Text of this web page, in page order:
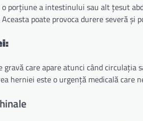
porțiune a intestinului sau alt țesut
poate provoca durere severă și
gravă care apare atunci când
herniei este o urgență medicală care